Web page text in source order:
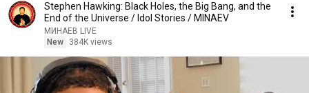
Stephen Hawking: Black Holes, the Big Bang, and the
End of the Universe / Idol Stories / MINAEV
МИНАЕВ LIVE
New
384K views